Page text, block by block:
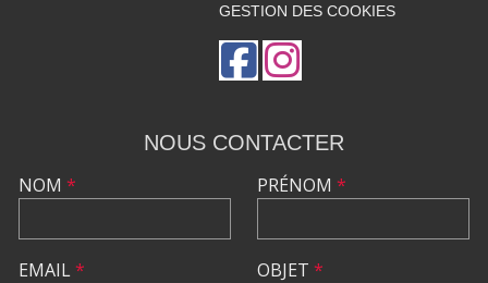
GESTION DES COOKIES
NOUS CONTACTER
NOM *
EMAIL*
PRÉNOM *
OBJET *